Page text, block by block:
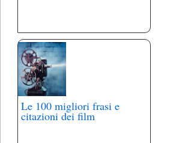
Le 100 migliori frasi e
citazioni dei film